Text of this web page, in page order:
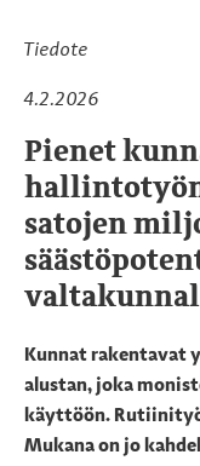
Tiedote
4.2.2026
Pienet
satojen
Kunnat rakentavat
alustan, joka
käyttöön.
Mukana on jo